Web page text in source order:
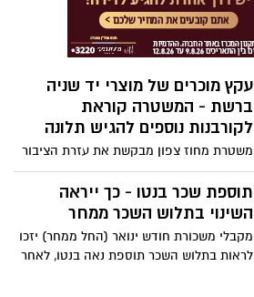
עקץ מוכרים של מוצרי יד שניה
ברשת - המשטרה קוראת
לקורבנות נוספים להגיש תלונה
משטרת מחוז צפון מבקשת את עזרת הציבור
באיתור קורבנות נוספים לאחר מעצרו של
אוראל בן חמו החשוד בעוקץ מספר רב של
קורבנות באתרים למכירת מוצרי יד שניה - כך
תוספת שכר בנטו - כך ייראה
השינוי בתלוש השכר ממחר
מקבלי משכורת חודש ינואר (החל ממחר) יזכו
לראות בתלוש השכר תוספת נאה בנטו, לאחר